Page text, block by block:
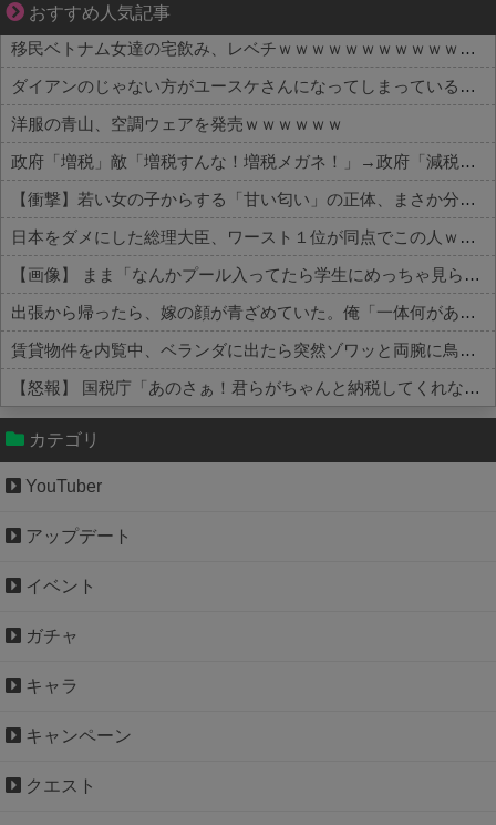
おすすめ人気記事
ゾッとして、ほろりとする奇妙な物語。
移民ベトナム女達の宅飲み、レベチｗｗｗｗｗｗｗｗｗｗｗｗｗｗｗｗｗｗｗｗｗｗｗｗ
ダイアンのじゃない方がユースケさんになってしまっているという事実←これ
洋服の青山、空調ウェアを発売ｗｗｗｗｗｗ
政府「増税」敵「増税すんな！増税メガネ！」→政府「減税」敵「減税すんな！社会保障どうなる！」
【衝撃】若い女の子からする「甘い匂い」の正体、まさか分からないDTなんておらんよな？よな？w w w w w w w w w w w
日本をダメにした総理大臣、ワースト１位が同点でこの人ｗｗｗｗｗｗ
【画像】 まま「なんかプール入ってたら学生にめっちゃ見られたw」
出張から帰ったら、嫁の顔が青ざめていた。俺「一体何があったんだ？」嫁「…」→子供たちに話を聞くと…
賃貸物件を内覧中、ベランダに出たら突然ゾワッと両腕に鳥肌が出た。「やっぱりこの部屋嫌だ」と思った瞬間、体が前にドンッと突き飛ばされて…
【怒報】 国税庁「あのさぁ！君らがちゃんと納税してくれないとこうなっちゃうけどどうする？！」←これw w w w w w w w
Powered by livedoor 相互RSS
カテゴリ
YouTuber
アップデート
イベント
ガチャ
キャラ
キャンペーン
クエスト